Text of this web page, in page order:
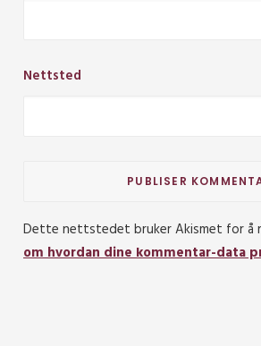
Nettsted
Dette nettstedet bruker Akismet for å
om hvordan dine kommentar-data